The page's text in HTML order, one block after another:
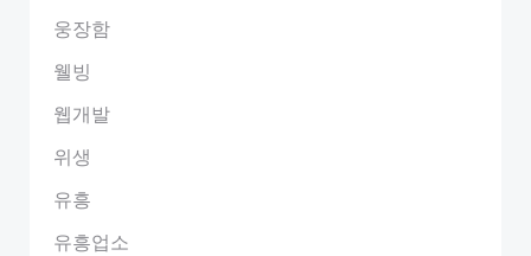
웅장함
웰빙
웹개발
위생
유흥
유흥업소